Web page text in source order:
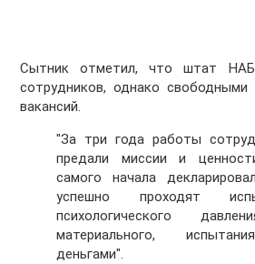
Сытник отметил, что штат
сотрудников, однако
вакансий.
"За три года работы
предали миссии и
самого начала
успешно проходят
психологического
материального,
деньгами".